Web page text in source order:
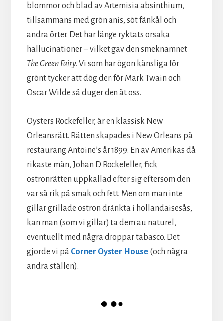
blommor och blad av Artemisia absinthium,
tillsammans med grön anis, söt fänkål och
andra örter. Det har länge ryktats orsaka
hallucinationer – vilket gav den smeknamnet
The Green Fairy. Vi som har ögon känsliga för
grönt tycker att dög den för Mark Twain och
Oscar Wilde så duger den åt oss.
Oysters Rockefeller, är en klassisk New
Orleansrätt. Rätten skapades i New Orleans på
restaurang Antoine’s år 1899. En av Amerikas då
rikaste män, Johan D Rockefeller, fick
ostronrätten uppkallad efter sig eftersom den
var så rik på smak och fett. Men om man inte
gillar grillade ostron dränkta i hollandaisesås,
kan man (som vi gillar) ta dem au naturel,
eventuellt med några droppar tabasco. Det
gjorde vi på Corner Oyster House(och några
andra ställen).